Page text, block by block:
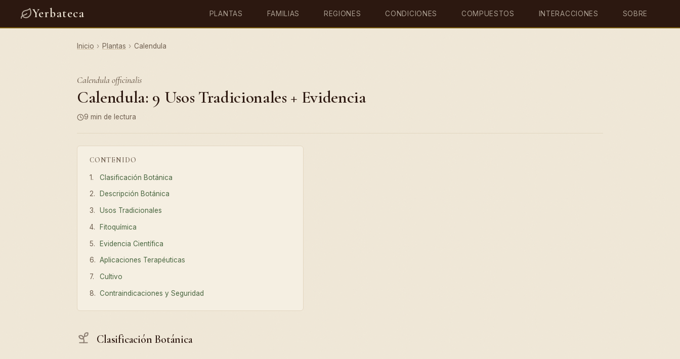
Yerbateca PLANTAS FAMILIAS REGIONES CONDICIONES COMPUESTOS INTERACCIONES SOBRE
Inicio › Plantas › Calendula
Calendula officinalis
Calendula: 9 Usos Tradicionales + Evidencia
9 min de lectura
CONTENIDO
Clasificación Botánica
Descripción Botánica
Usos Tradicionales
Fitoquímica
Evidencia Científica
Aplicaciones Terapéuticas
Cultivo
Contraindicaciones y Seguridad
Clasificación Botánica